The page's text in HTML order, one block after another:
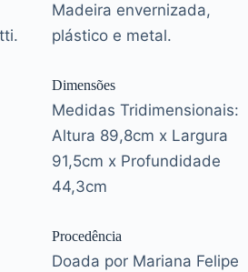
Madeira envernizada,
plástico e metal.
Dimensões
Medidas Tridimensionais:
Altura 89,8cm x Largura
91,5cm x Profundidade
44,3cm
Procedência
Doada por Mariana Felipe